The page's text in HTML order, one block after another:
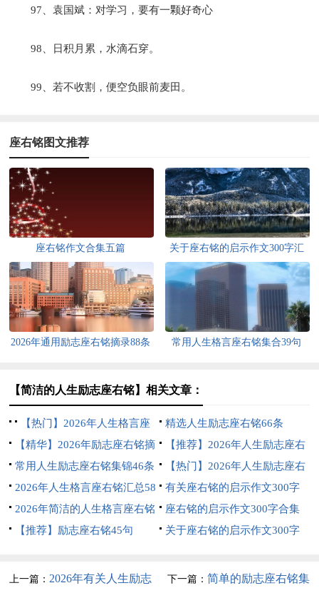
97、袁国斌：对学习，要有一颗好奇心
98、日积月累，水滴石穿。
99、若不收割，便空负眼前麦田。
座右铭图文推荐
座右铭作文合集五篇
关于座右铭的启示作文300字汇
总八篇
2026年通用励志座右铭摘录88条 常用人生格言座右铭集合39句
【简洁的人生励志座右铭】相关文章：
【热门】2026年人生格言座
右铭锦集69句
精选人生励志座右铭66条
【精华】2026年励志座右铭摘
录46句
【推荐】2026年人生励志座右
铭汇总60条
常用人生励志座右铭集锦46条
【热门】2026年人生励志座右
铭集锦64句
2026年人生格言座右铭汇总58
句
有关座右铭的启示作文300字
汇编9篇
2026年简洁的人生格言座右铭
锦集65句
座右铭的启示作文300字合集
五篇
【推荐】励志座右铭45句
关于座右铭的启示作文300字
上一篇：2026年有关人生励志
下一篇： 简单的励志座右铭集